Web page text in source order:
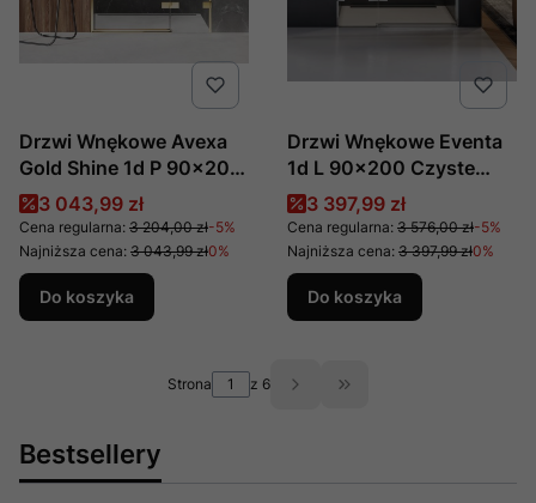
Drzwi Wnękowe Avexa
Gold Shine 1d P 90x200
Czyste 6mm Active
Shield 2.0 , Producent:
New Trendy, Numer Kat:
Exk-1633
Cena promocyjna
3 043,99 zł
Cena regularna: 3 204,00 zł-5%
Najniższa cena: 3 043,99 zł0%
Do koszyka
Drzwi Wnękowe Eventa
1d L 90x200 Czyste
8mm Active Shield 2.0 ,
Producent: New Trendy,
Numer Kat: Exk-0130
Cena promocyjna
3 397,99 zł
Cena regularna: 3 576,00 zł-5%
Najniższa cena: 3 397,99 zł0%
Do koszyka
Strona z 6 Przejdź do ostatniej
Bestsellery